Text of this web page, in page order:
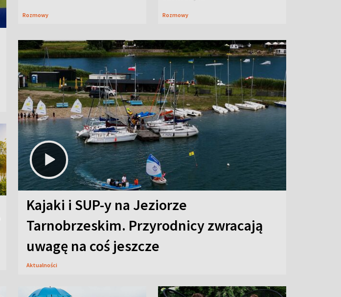
Rozmowy Rozmowy
Kajaki i SUP-y na Jeziorze
Tarnobrzeskim. Przyrodnicy zwracają
uwagę na coś jeszcze
Aktualności